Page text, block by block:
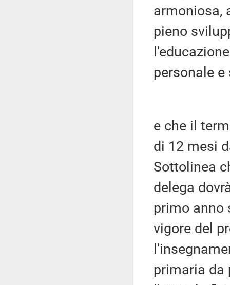
armoniosa,
pieno
personale
e che il
di 12 mesi
Sottolinea
delega
primo anno
vigore del
primaria da